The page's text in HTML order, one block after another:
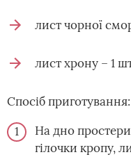
лист чорної
лист хрону – 1
Спосіб приготування:
На дно
гілочки кропу,